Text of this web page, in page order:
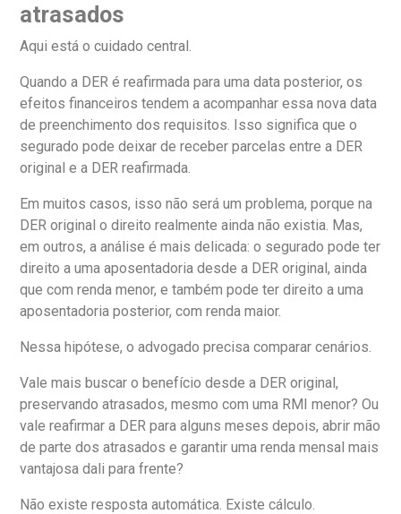
atrasados
Aqui está o cuidado central.
Quando a DER é reafirmada para uma data posterior, os
efeitos financeiros tendem a acompanhar essa nova data
de preenchimento dos requisitos. Isso significa que o
segurado pode deixar de receber parcelas entre a DER
original e a DER reafirmada.
Em muitos casos, isso não será um problema, porque na
DER original o direito realmente ainda não existia. Mas,
em outros, a análise é mais delicada: o segurado pode ter
direito a uma aposentadoria desde a DER original, ainda
que com renda menor, e também pode ter direito a uma
aposentadoria posterior, com renda maior.
Nessa hipótese, o advogado precisa comparar cenários.
Vale mais buscar o benefício desde a DER original,
preservando atrasados, mesmo com uma RMI menor? Ou
vale reafirmar a DER para alguns meses depois, abrir mão
de parte dos atrasados e garantir uma renda mensal mais
vantajosa dali para frente?
Não existe resposta automática. Existe cálculo.